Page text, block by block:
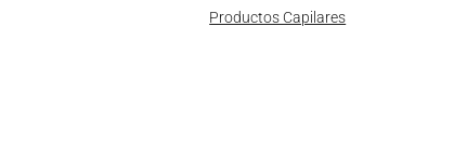
Productos Capilares